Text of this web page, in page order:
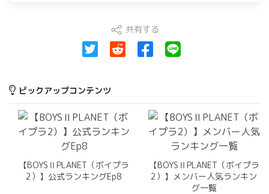
共有する
ピックアップコンテンツ
【BOYSⅡPLANET（ボイプラ
2）】公式ランキングEp8
【BOYSⅡPLANET（ボイプラ
2）】メンバー人気ランキン
グ一覧